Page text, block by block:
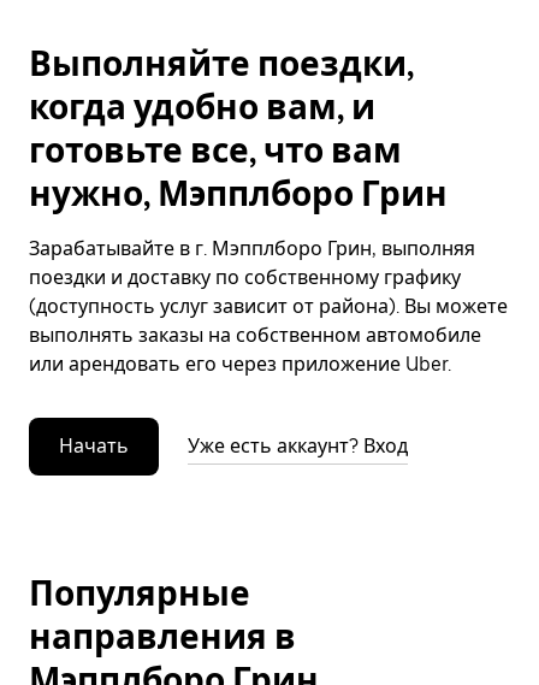
Выполняйте поездки,
когда удобно вам, и
готовьте все, что вам
нужно, Мэпплборо Грин
Зарабатывайте в г. Мэпплборо Грин, выполняя
поездки и доставку по собственному графику
(доступность услуг зависит от района). Вы можете
выполнять заказы на собственном автомобиле
или арендовать его через приложение Uber.
Начать Уже есть аккаунт? Вход
Популярные
направления в